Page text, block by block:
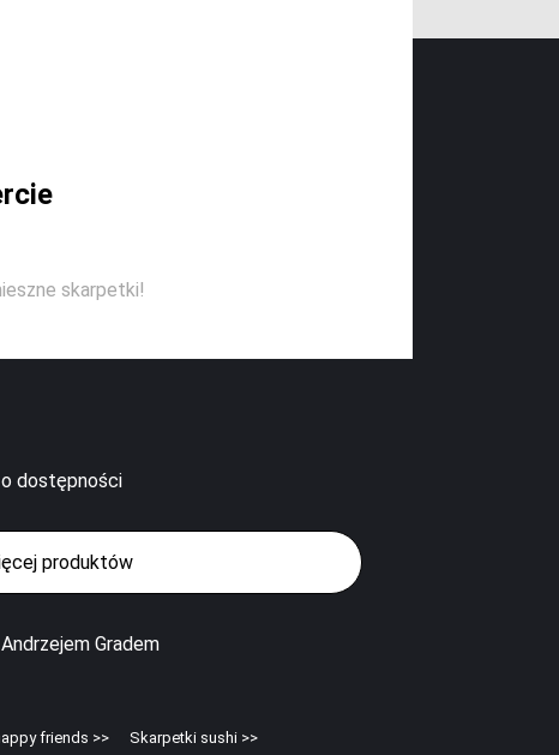
skarpetki!
dostępności
produktów
Gradem
friends >> Skarpetki sushi >>